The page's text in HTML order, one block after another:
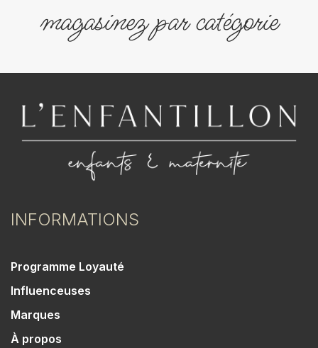
magasinez par catégorie
INFORMATIONS
Programme Loyauté
Influenceuses
Marques
À propos